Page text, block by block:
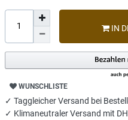
IN
WUNSCHLISTE
✓ Taggleicher Versand bei
✓ Klimaneutraler Versand mit